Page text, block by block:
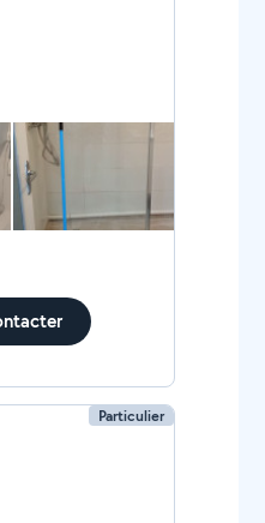
Particulier